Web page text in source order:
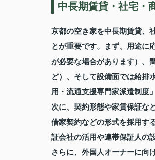
中長期賃貸・社宅・
京都の空き家を中長期賃貸、
とが重要です。まず、用途に
が必要な場合があります）、
ど）、そして設備面では給排
用・流通支援専門家派遣制度
次に、契約形態や家賃保証な
借家契約などの形式を採用す
証会社の活用や連帯保証人の
さらに、外国人オーナーに向